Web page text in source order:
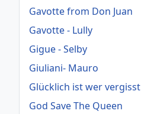
Gavotte from Don Juan
Gavotte - Lully
Gigue - Selby
Giuliani- Mauro
Glücklich ist wer vergisst
God Save The Queen